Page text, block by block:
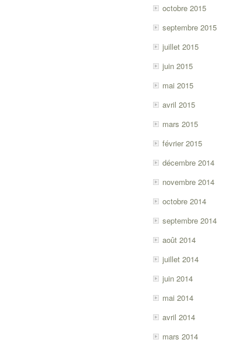
octobre 2015
septembre 2015
juillet 2015
juin 2015
mai 2015
avril 2015
mars 2015
février 2015
décembre 2014
novembre 2014
octobre 2014
septembre 2014
août 2014
juillet 2014
juin 2014
mai 2014
avril 2014
mars 2014